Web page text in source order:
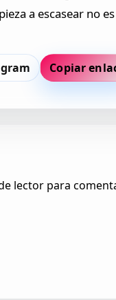
a escasear no
Copiar
lector para